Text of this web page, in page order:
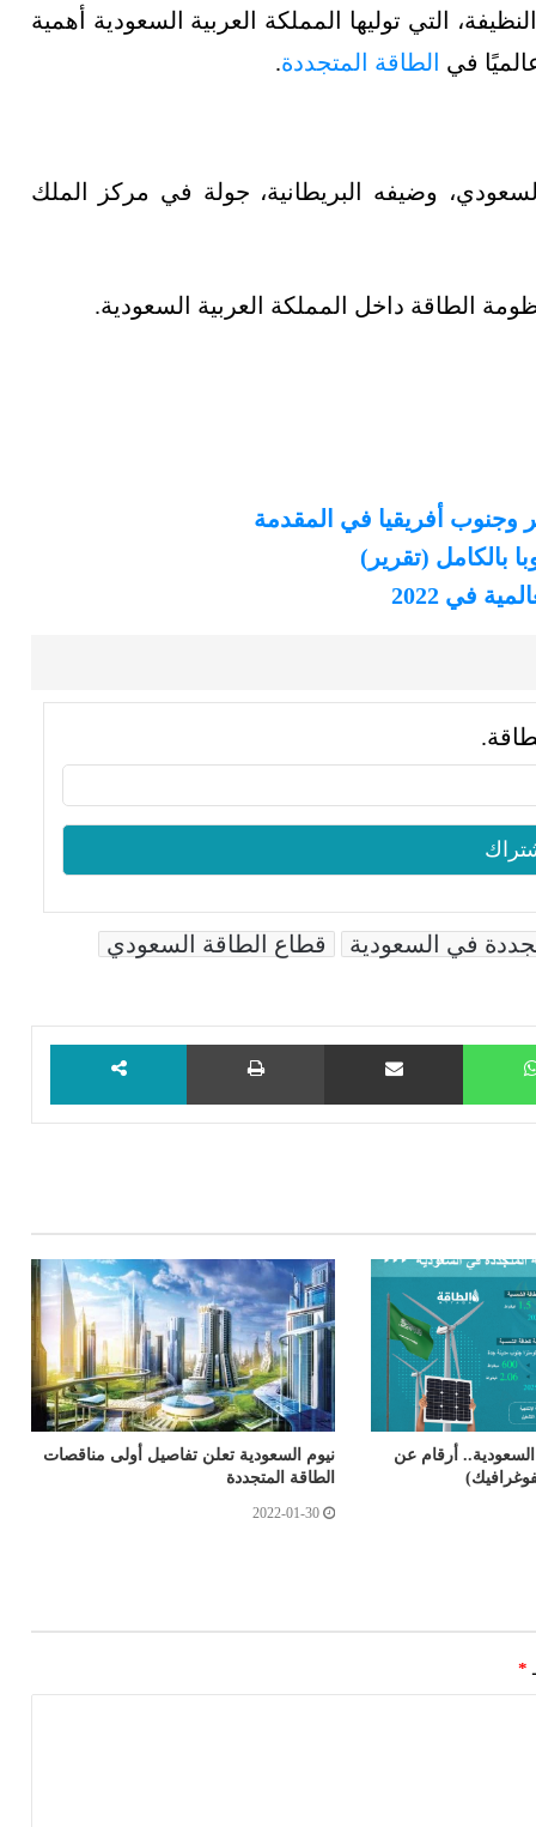
التي توليها المملكة العربية السعودية أهمية
في الطاقة المتجددة.
وضيفه البريطانية، جولة في مركز الملك
الطاقة داخل المملكة العربية السعودية.
وجنوب أفريقيا في المقدمة
بالكامل (تقرير)
في السعودية قطاع الطاقة السعودي
WhatsApp مشاركة عبر البريد طباعة
أرقام عن
نيوم السعودية تعلن تفاصيل أولى مناقصات
الطاقة المتجددة
2022-01-30
*